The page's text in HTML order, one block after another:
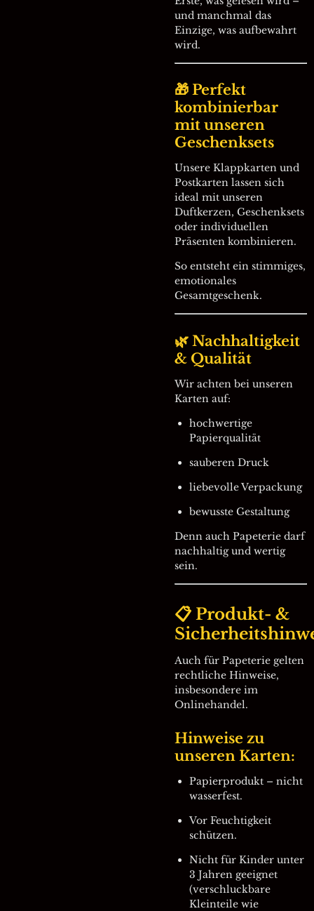
und manchmal das
Einzige, was aufbewahrt
wird.
🎁 Perfekt
kombinierbar
mit unseren
Geschenksets
Unsere Klappkarten und
Postkarten lassen sich
ideal mit unseren
Duftkerzen, Geschenksets
oder individuellen
Präsenten kombinieren.
So entsteht ein stimmiges,
emotionales
Gesamtgeschenk.
🌿 Nachhaltigkeit
& Qualität
Wir achten bei unseren
Karten auf:
hochwertige
Papierqualität
sauberen Druck
liebevolle Verpackung
bewusste Gestaltung
Denn auch Papeterie darf
nachhaltig und wertig
sein.
📋 Produkt- &
Auch für Papeterie gelten
rechtliche Hinweise,
insbesondere im
Onlinehandel.
Hinweise zu
unseren Karten:
Papierprodukt – nicht
wasserfest.
Vor Feuchtigkeit
schützen.
Nicht für Kinder unter
3 Jahren geeignet
(verschluckbare
Kleinteile wie